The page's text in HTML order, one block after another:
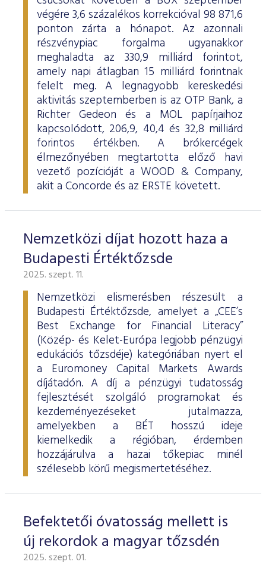
ESG Útmutató
végére 3,6 százalékos korrekcióval 98 871,6
ponton zárta a hónapot. Az azonnali
részvénypiac forgalma ugyanakkor
meghaladta az 330,9 milliárd forintot,
amely napi átlagban 15 milliárd forintnak
felelt meg. A legnagyobb kereskedési
aktivitás szeptemberben is az OTP Bank, a
Richter Gedeon és a MOL papírjaihoz
kapcsolódott, 206,9, 40,4 és 32,8 milliárd
forintos értékben. A brókercégek
élmezőnyében megtartotta előző havi
vezető pozícióját a WOOD & Company,
akit a Concorde és az ERSTE követett.
Nemzetközi díjat hozott haza a
Budapesti Értéktőzsde
2025. szept. 11.
Nemzetközi elismerésben részesült a
Budapesti Értéktőzsde, amelyet a „CEE’s
Best Exchange for Financial Literacy”
(Közép- és Kelet-Európa legjobb pénzügyi
edukációs tőzsdéje) kategóriában nyert el
a Euromoney Capital Markets Awards
díjátadón. A díj a pénzügyi tudatosság
fejlesztését szolgáló programokat és
kezdeményezéseket jutalmazza,
amelyekben a BÉT hosszú ideje
kiemelkedik a régióban, érdemben
hozzájárulva a hazai tőkepiac minél
szélesebb körű megismertetéséhez.
Befektetői óvatosság mellett is
új rekordok a magyar tőzsdén
2025. szept. 01.